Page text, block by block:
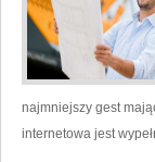
najmniejszy gest
internetowa jest